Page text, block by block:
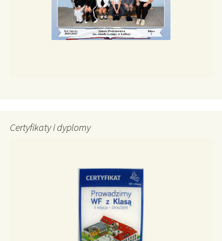
Certyfikaty i dyplomy